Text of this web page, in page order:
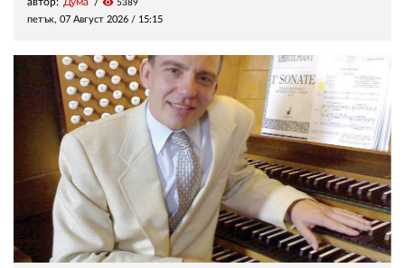
5389
петък, 07 Август 2026 / 15:15